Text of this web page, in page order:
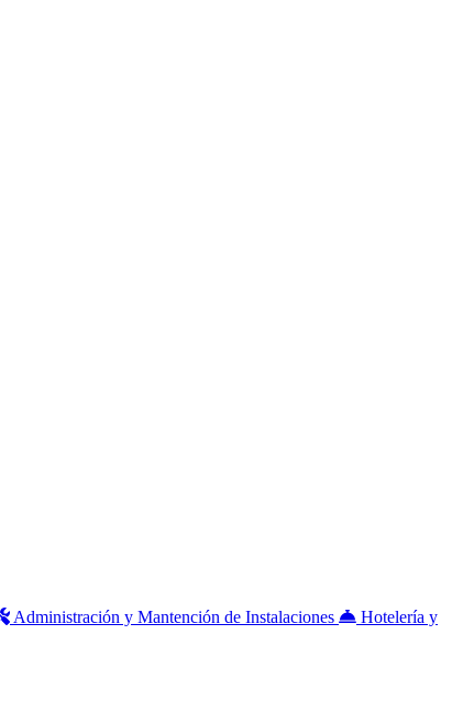
Administración y Mantención de Instalaciones
Hotelería y